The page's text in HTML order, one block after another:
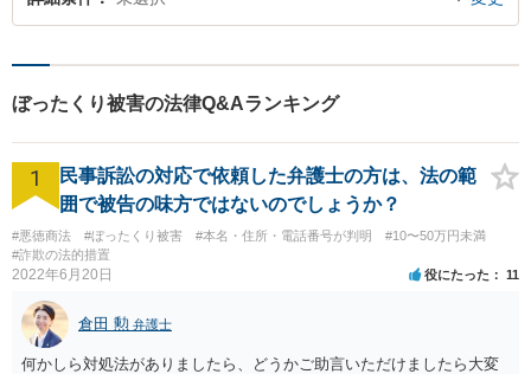
ぼったくり被害の法律Q&Aランキング
1
民事訴訟の対応で依頼した弁護士の方は、法の範
囲で被告の味方ではないのでしょうか？
#悪徳商法 #ぼったくり被害 #本名・住所・電話番号が判明
#10〜50万円未満
#詐欺の法的措置
2022年6月20日 役にたった 11
倉田 勲 弁護士
何かしら対処法がありましたら、どうかご助言いただけましたら大変